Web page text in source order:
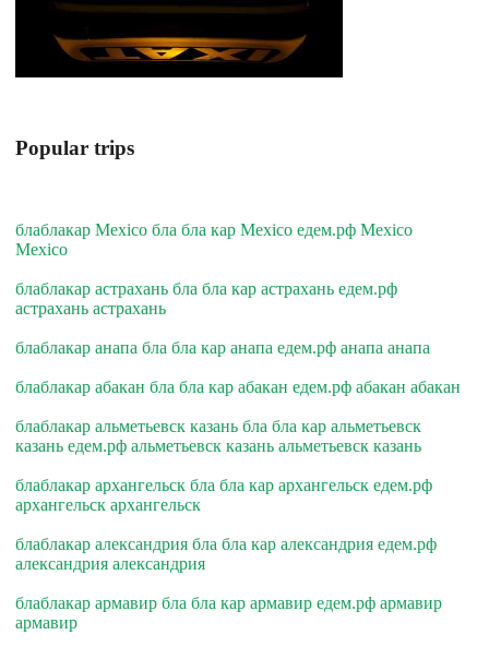
Popular trips
блаблакар Mexico бла бла кар Mexico едем.рф Mexico
Mexico
блаблакар астрахань бла бла кар астрахань едем.рф
астрахань астрахань
блаблакар анапа бла бла кар анапа едем.рф анапа анапа
блаблакар абакан бла бла кар абакан едем.рф абакан абакан
блаблакар альметьевск казань бла бла кар альметьевск
казань едем.рф альметьевск казань альметьевск казань
блаблакар архангельск бла бла кар архангельск едем.рф
архангельск архангельск
блаблакар александрия бла бла кар александрия едем.рф
александрия александрия
блаблакар армавир бла бла кар армавир едем.рф армавир
армавир